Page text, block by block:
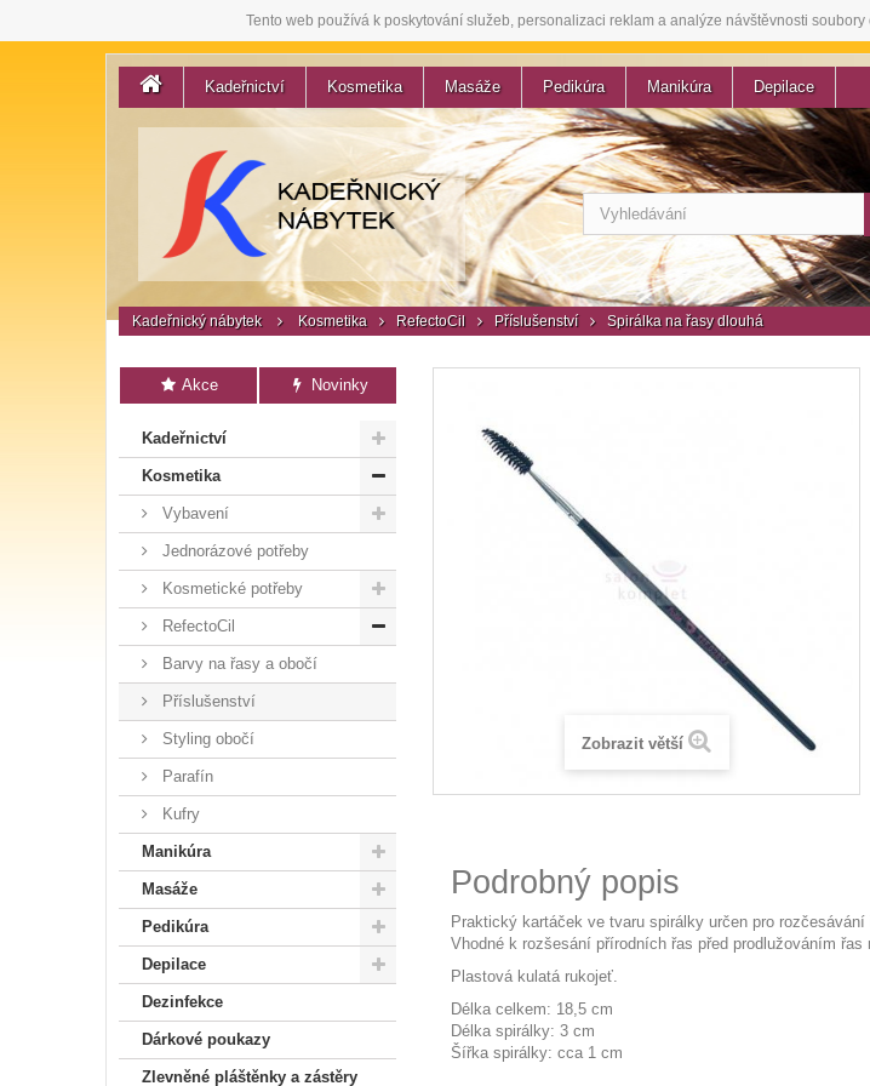
Tento web používá k poskytování služeb, personalizaci reklam a analýze návštěvnosti
Kadeřnictví Kosmetika Masáže Pedikúra Manikúra Depilace
Kadeřnický nábytek Kosmetika RefectoCil Příslušenství Spirálka na řasy dlouhá
Akce Novinky
Kadeřnictví
Kosmetika
Vybavení
Jednorázové potřeby
Kosmetické potřeby
RefectoCil
Barvy na řasy a obočí
Příslušenství
Styling obočí
Parafín
Kufry
Manikúra
Masáže
Pedikúra
Depilace
Dezinfekce
Dárkové poukazy
Zlevněné pláštěnky a zástěry
Zobrazit větší
Podrobný popis
Praktický kartáček ve tvaru spirálky určen pro rozčesávání
Vhodné k rozšesání přírodních řas před prodlužováním řas
Plastová kulatá rukojeť.
Délka celkem: 18,5 cm
Délka spirálky: 3 cm
Šířka spirálky: cca 1 cm